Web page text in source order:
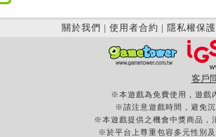
關於我們 | 使用者合約 | 隱私權保護
客戶
※本遊戲為免費使用，遊戲
※請注意遊戲時間，避免
※本遊戲提供之機會中獎商品，
※於平台上尊重包容多元性別